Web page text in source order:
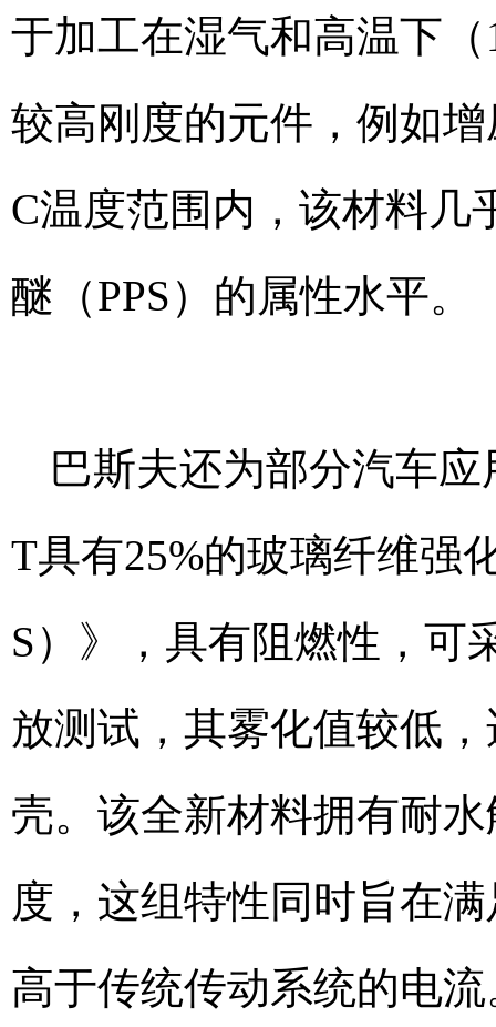
于加工在湿气和高温下（
较高刚度的元件，例如增
C温度范围内，该材料几
醚（PPS）的属性水平。
巴斯夫还为部分汽车应
T具有25%的玻璃纤维强
S）》，具有阻燃性，可
放测试，其雾化值较低
壳。该全新材料拥有耐
度，这组特性同时旨在
高于传统传动系统的电流